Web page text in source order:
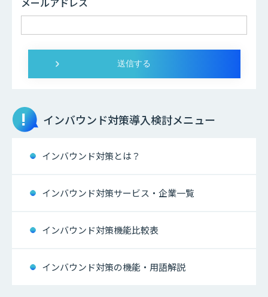
インバウンド対策導入検討メニュー
インバウンド対策とは？
インバウンド対策サービス・企業一覧
インバウンド対策機能比較表
インバウンド対策の機能・用語解説